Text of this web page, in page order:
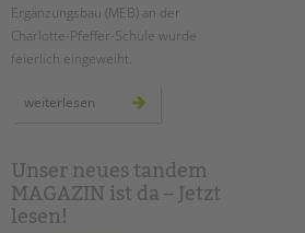
Ergänzungsbau (MEB) an der
Charlotte-Pfeffer-Schule wurde
feierlich eingeweiht.
weiterlesen
modularer
charlotte-
pfeffer-
schule
feierlich
Unser neues tandem
MAGAZIN ist da – Jetzt
lesen!